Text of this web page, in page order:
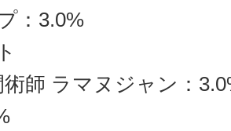
：3.0%
師 ラマヌジャン：